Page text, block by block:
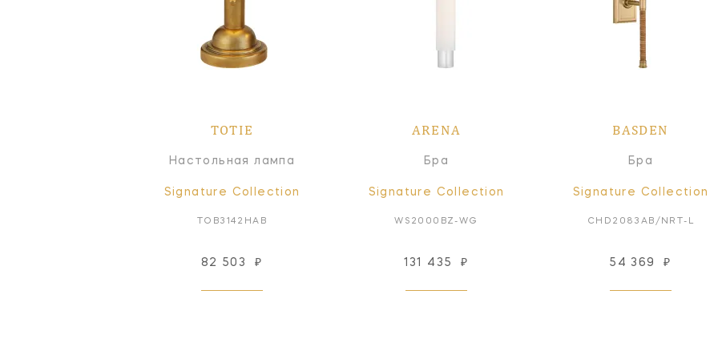
TOTIE
Настольная лампа
Signature Collection
TOB3142HAB
82 503 ₽
ARENA
Бра
Signature Collection
WS2000BZ-WG
131 435 ₽
BASDEN
Бра
Signature Collection
CHD2083AB/NRT-L
54 369 ₽